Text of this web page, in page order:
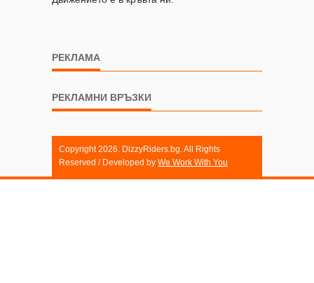
РЕКЛАМА
РЕКЛАМНИ ВРЪЗКИ
Copyright 2026. DizzyRiders.bg. All Rights
Reserved / Developed by We Work With You